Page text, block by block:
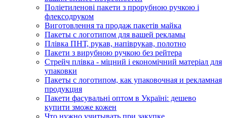
Поліетиленові пакети з прорубною ручкою і
флексодруком
Виготовлення та продаж пакетів майка
Пакеты с логотипом для вашей рекламы
Плівка ПНТ, рукав, напіврукав, полотно
Пакети з вирубною ручкою без рейтера
Стрейч плівка - міцний і економічний матеріал для
упаковки
Пакеты с логотипом, как упаковочная и рекламная
продукция
Пакети фасувальні оптом в Україні: дешево
купити зможе кожен
Что нужно учитывать при закупке